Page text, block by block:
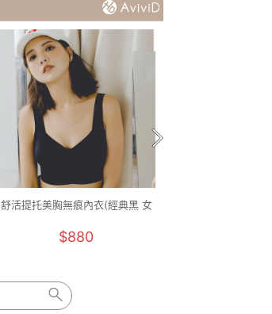
舒活提托美胸無痕內衣(經典黑 女
$880